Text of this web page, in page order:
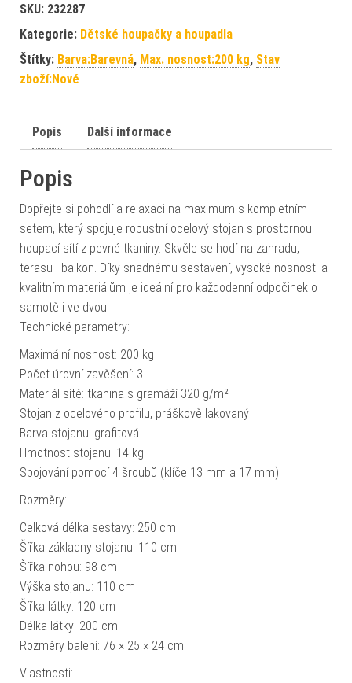
SKU: 232287
Kategorie: Dětské houpačky a houpadla
Štítky: Barva:Barevná, Max. nosnost:200 kg, Stav
zboží:Nové
Popis Další informace
Popis
Dopřejte si pohodlí a relaxaci na maximum s kompletním
setem, který spojuje robustní ocelový stojan s prostornou
houpací sítí z pevné tkaniny. Skvěle se hodí na zahradu,
terasu i balkon. Díky snadnému sestavení, vysoké nosnosti a
kvalitním materiálům je ideální pro každodenní odpočinek o
samotě i ve dvou.
Technické parametry:
Maximální nosnost: 200 kg
Počet úrovní zavěšení: 3
Materiál sítě: tkanina s gramáží 320 g/m²
Stojan z ocelového profilu, práškově lakovaný
Barva stojanu: grafitová
Hmotnost stojanu: 14 kg
Spojování pomocí 4 šroubů (klíče 13 mm a 17 mm)
Rozměry:
Celková délka sestavy: 250 cm
Šířka základny stojanu: 110 cm
Šířka nohou: 98 cm
Výška stojanu: 110 cm
Šířka látky: 120 cm
Délka látky: 200 cm
Rozměry balení: 76 × 25 × 24 cm
Vlastnosti: